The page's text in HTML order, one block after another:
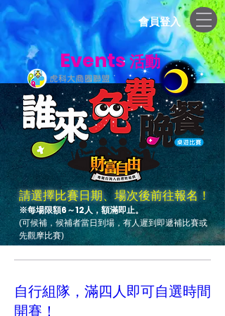
會員登入
Events活動
請選擇比賽日期、場次後前往報名！
※每場限額6～12人，額滿即止。
(可候補，候補者當日到場，有人遲到即遞補比賽或
先觀摩比賽)
自行組隊，滿四人即可自選時間
開賽！